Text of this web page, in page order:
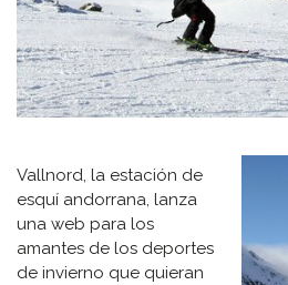
Vallnord, la estación de
esquí andorrana, lanza
una web para los
amantes de los deportes
de invierno que quieran